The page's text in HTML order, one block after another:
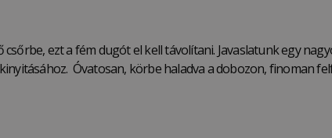
ezt a fém dugót el kell távolítani. Javaslatunk egy
Óvatosan, körbe haladva a dobozon, finoman